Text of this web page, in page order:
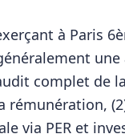
à Paris
une
complet de
rémunération,
via PER et